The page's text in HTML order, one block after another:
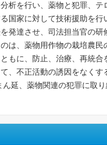
析を行い、薬物と犯罪、テ
国家に対して技術援助を行
発達させ、司法担当官の研
は、薬物用作物の栽培農民
もに、防止、治療、再統合
、不正活動の誘因をなくす
延、薬物関連の犯罪に取り